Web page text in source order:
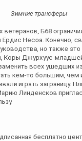
Зимние трансферы
Б68
Несоа. Конечно,
но также
Коры Джурхуус-
всех ушедших
кем-то большим, чем
играть
Линденсков
бесплатно